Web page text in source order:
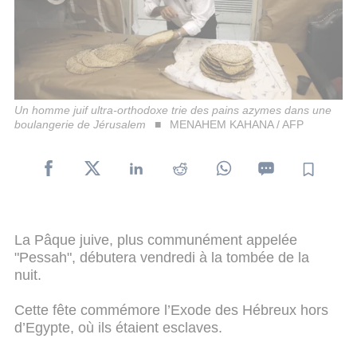
Un homme juif ultra-orthodoxe trie des pains azymes dans une
boulangerie de Jérusalem
MENAHEM KAHANA / AFP
La Pâque juive, plus communément appelée
"Pessah", débutera vendredi à la tombée de la
nuit.
Cette fête commémore l’Exode des Hébreux hors
d’Egypte, où ils étaient esclaves.